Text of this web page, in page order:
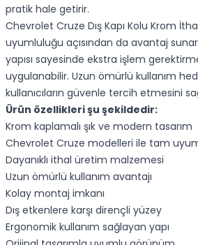
pratik hale getirir.
Chevrolet Cruze Dış Kapı Kolu Krom
uyumluluğu açısından da avantaj
yapısı sayesinde ekstra işlem
uygulanabilir. Uzun ömürlü kullanım
kullanıcıların güvenle tercih etmesini
Ürün özellikleri şu şekildedir:
Krom kaplamalı şık ve modern tasarım
Chevrolet Cruze modelleri ile tam
Dayanıklı ithal üretim malzemesi
Uzun ömürlü kullanım avantajı
Kolay montaj imkanı
Dış etkenlere karşı dirençli yüzey
Ergonomik kullanım sağlayan yapı